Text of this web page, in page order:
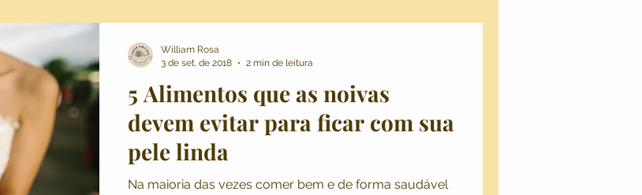
5 Alimentos que as noivas
devem evitar para ficar com sua
pele linda
Na maioria das vezes comer bem e de forma saudável
William Rosa
3 de set. de 2018
2 min de leitura